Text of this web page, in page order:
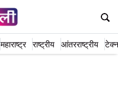
महाराष्ट्र राष्ट्रीय आंतरराष्ट्रीय